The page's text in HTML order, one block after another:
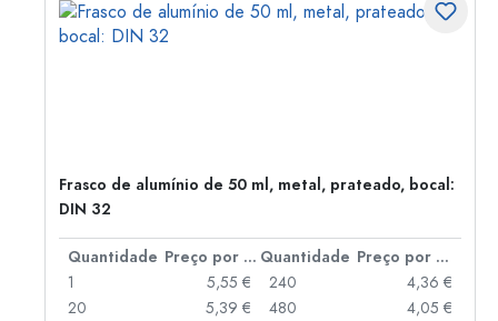
Frasco de alumínio de 50 ml, metal, prateado, bocal:
DIN 32
Quantidade Preço por peça Quantidade
Preço por peça
1
5,55 €
20
5,39 €
240
4,36 €
480
4,05 €